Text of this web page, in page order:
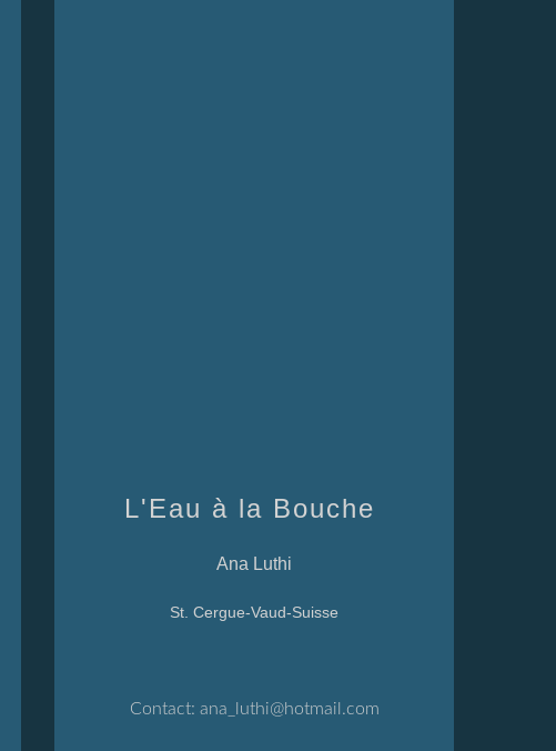
L'Eau à la Bouche
Ana Luthi
St. Cergue-Vaud-Suisse
Contact: ana_luthi@hotmail.com